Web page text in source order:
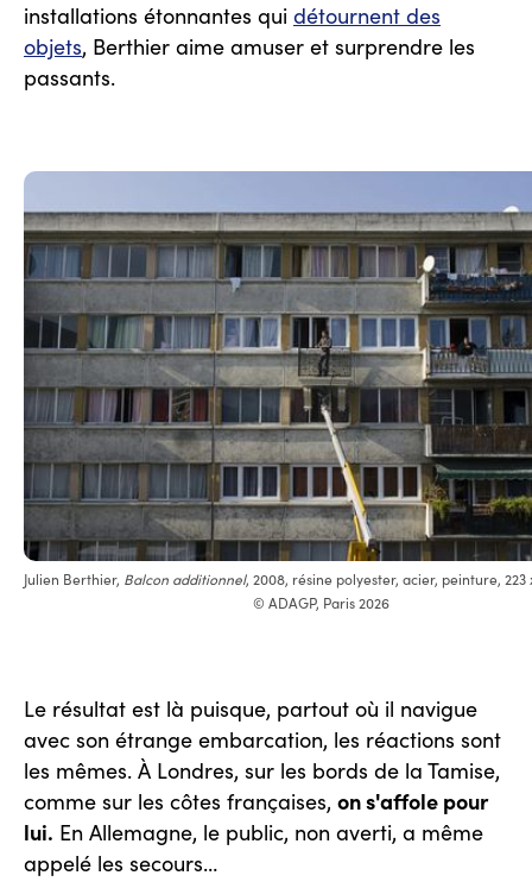
installations étonnantes qui détournent des
objets, Berthier aime amuser et surprendre les
passants.
Julien Berthier, Balcon additionnel, 2008, résine polyester, acier, peinture, 223
© ADAGP, Paris 2026
Le résultat est là puisque, partout où il navigue
avec son étrange embarcation, les réactions sont
les mêmes. À Londres, sur les bords de la Tamise,
comme sur les côtes françaises, on s'affole pour
lui. En Allemagne, le public, non averti, a même
appelé les secours…